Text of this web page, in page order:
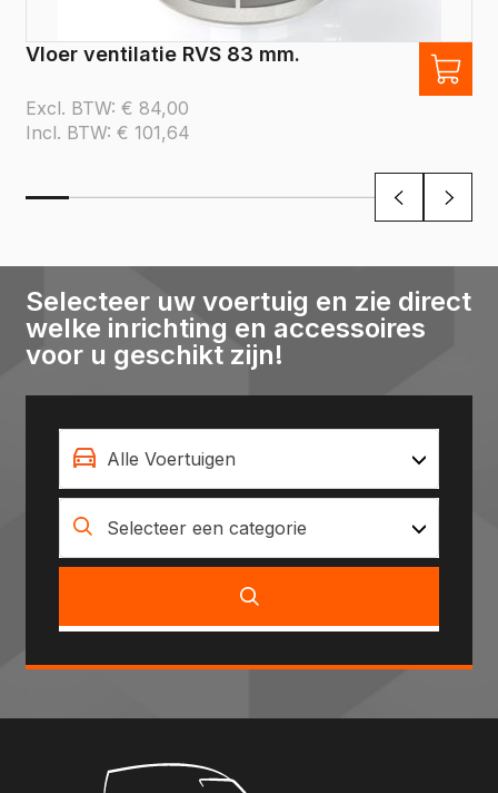
Vloer ventilatie RVS 83 mm.
Excl. BTW: € 84,00
Incl. BTW: € 101,64
Selecteer uw voertuig en zie direct
welke inrichting en accessoires
voor u geschikt zijn!
Alle Voertuigen
Selecteer een categorie